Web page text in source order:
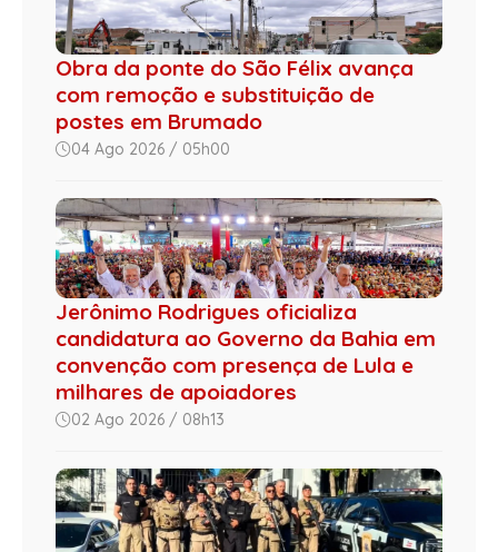
Obra da ponte do São Félix avança
com remoção e substituição de
postes em Brumado
04 Ago 2026 / 05h00
Jerônimo Rodrigues oficializa
candidatura ao Governo da Bahia em
convenção com presença de Lula e
milhares de apoiadores
02 Ago 2026 / 08h13